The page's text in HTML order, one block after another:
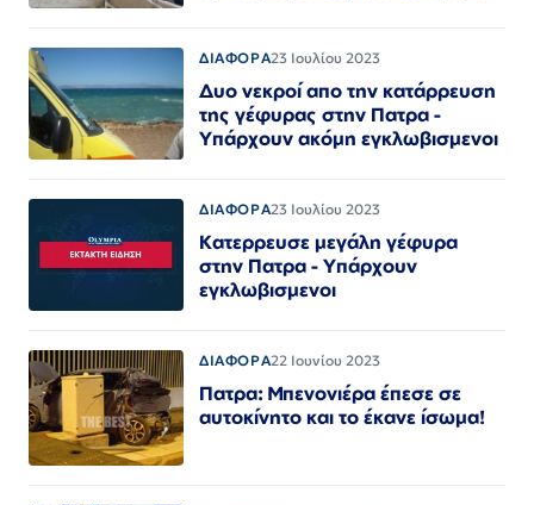
ΔΙΑΦΟΡΑ23 Ιουλίου 2023
Δυο νεκροί απο την κατάρρευση
της γέφυρας στην Πατρα -
Υπάρχουν ακόμη εγκλωβισμενοι
ΔΙΑΦΟΡΑ23 Ιουλίου 2023
Κατερρευσε μεγάλη γέφυρα
στην Πατρα - Υπάρχουν
εγκλωβισμενοι
ΔΙΑΦΟΡΑ22 Ιουνίου 2023
Πατρα: Μπενονιέρα έπεσε σε
αυτοκίνητο και το έκανε ίσωμα!